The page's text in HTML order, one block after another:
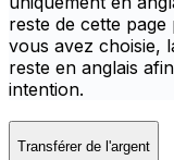
reste de cette
vous avez choisie,
reste en anglais
intention.
Transférer de l'argent